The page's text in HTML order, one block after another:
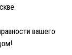
вашего